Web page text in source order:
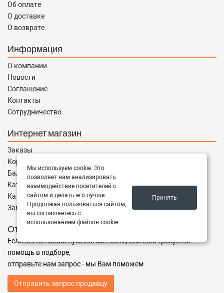
Об оплате
О доставке
О возврате
Информация
О компании
Новости
Соглашение
Контакты
Сотрудничество
Интернет магазин
Заказы
Корзина
Баланс
Каталог товаров
Каталог брендов
Запчасти по Маркам
Отправить запрос
Если Вы не нашли нужные запчасти, или Вам требуется
помощь в подборе,
отправьте нам запрос - мы Вам поможем
Отправить запрос продавцу
Мы используем cookie. Это
позволяет нам анализировать
взаимодействие посетителей с
сайтом и делать его лучше.
Продолжая пользоваться сайтом,
вы соглашаетесь с
использованием файлов cookie.
Принять